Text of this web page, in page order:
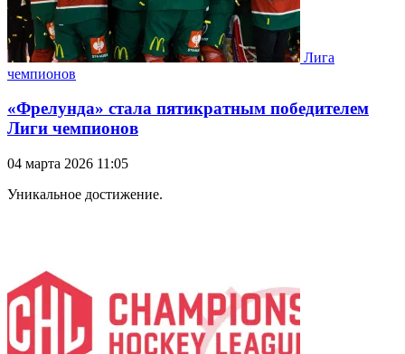
Лига
чемпионов
«Фрелунда» стала пятикратным победителем
Лиги чемпионов
04 марта 2026 11:05
Уникальное достижение.